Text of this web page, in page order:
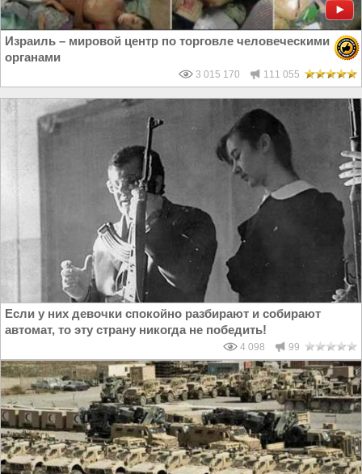
Израиль – мировой центр по торговле человеческими
органами
3 015 170 111 055
Если у них девочки спокойно разбирают и собирают
автомат, то эту страну никогда не победить!
4 098 99